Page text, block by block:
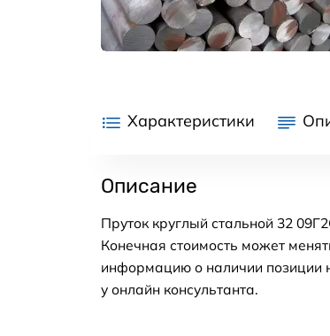
Характеристики
Описание
Пруток круглый стальной 32
Конечная стоимость может
информацию о наличии позиции
у онлайн консультанта.